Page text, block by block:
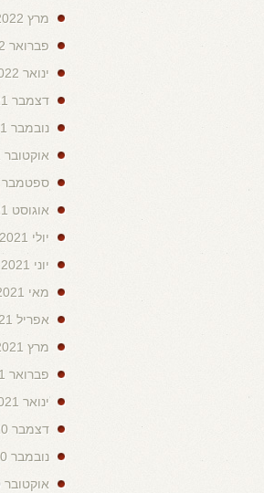
מרץ 2022
פברואר 2022
ינואר 2022
דצמבר 2021
נובמבר 2021
אוקטובר 2021
ספטמבר 2021
אוגוסט 2021
יולי 2021
יוני 2021
מאי 2021
אפריל 2021
מרץ 2021
פברואר 2021
ינואר 2021
דצמבר 2020
נובמבר 2020
אוקטובר 2020